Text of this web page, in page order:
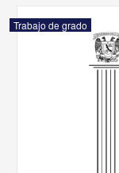
Trabajo de grado